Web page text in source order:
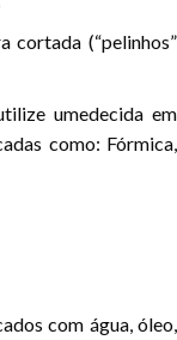
cortada (“pelinhos”
umedecida em
como: Fórmica,
com água, óleo,